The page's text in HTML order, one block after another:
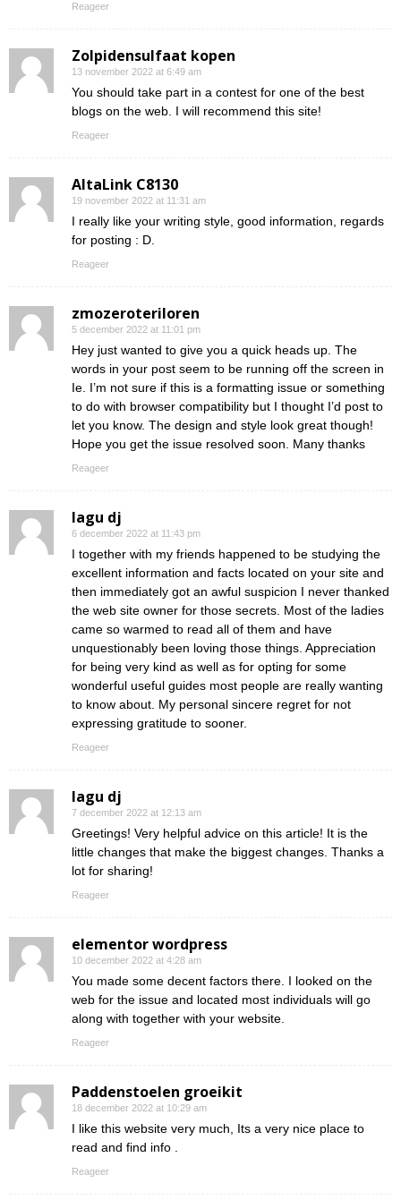
Reageer
Zolpidensulfaat kopen
13 november 2022 at 6:49 am
You should take part in a contest for one of the best
blogs on the web. I will recommend this site!
Reageer
AltaLink C8130
19 november 2022 at 11:31 am
I really like your writing style, good information, regards
for posting : D.
Reageer
zmozeroteriloren
5 december 2022 at 11:01 pm
Hey just wanted to give you a quick heads up. The
words in your post seem to be running off the screen in
Ie. I’m not sure if this is a formatting issue or something
to do with browser compatibility but I thought I’d post to
let you know. The design and style look great though!
Hope you get the issue resolved soon. Many thanks
Reageer
lagu dj
6 december 2022 at 11:43 pm
I together with my friends happened to be studying the
excellent information and facts located on your site and
then immediately got an awful suspicion I never thanked
the web site owner for those secrets. Most of the ladies
came so warmed to read all of them and have
unquestionably been loving those things. Appreciation
for being very kind as well as for opting for some
wonderful useful guides most people are really wanting
to know about. My personal sincere regret for not
expressing gratitude to sooner.
Reageer
lagu dj
7 december 2022 at 12:13 am
Greetings! Very helpful advice on this article! It is the
little changes that make the biggest changes. Thanks a
lot for sharing!
Reageer
elementor wordpress
10 december 2022 at 4:28 am
You made some decent factors there. I looked on the
web for the issue and located most individuals will go
along with together with your website.
Reageer
Paddenstoelen groeikit
18 december 2022 at 10:29 am
I like this website very much, Its a very nice place to
read and find info .
Reageer